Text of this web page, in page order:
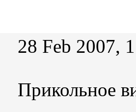
28 Feb 2007,
Прикольное